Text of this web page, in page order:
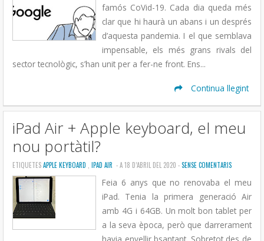
famós CoVid-19. Cada dia queda més
clar que hi haurà un abans i un després
d’aquesta pandemia. I el que semblava
impensable, els més grans rivals del
sector tecnològic, s’han unit per a fer-ne front. Ens...
Continua llegint
iPad Air + Apple keyboard, el meu
nou portàtil?
ETIQUETESAPPLE KEYBOARD , IPAD AIR - A 18 D’ABRIL DEL 2020 -SENSE COMENTARIS
Feia 6 anys que no renovaba el meu
iPad. Tenia la primera generació Air
amb 4G i 64GB. Un molt bon tablet per
a la seva època, però que darrerament